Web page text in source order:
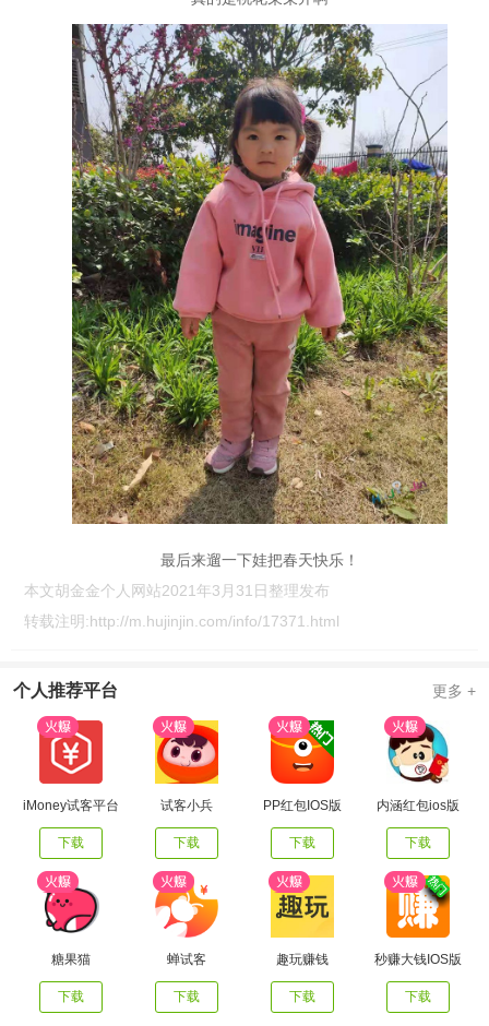
最后来遛一下娃把春天快乐！
本文胡金金个人网站2021年3月31日整理发布
转载注明:http://m.hujinjin.com/info/17371.html
个人推荐平台 更多 +
iMoney试客平台
下载
试客小兵
下载
PP红包IOS版
下载
内涵红包ios版
下载
糖果猫
下载
蝉试客
下载
趣玩赚钱
下载
秒赚大钱IOS版
下载